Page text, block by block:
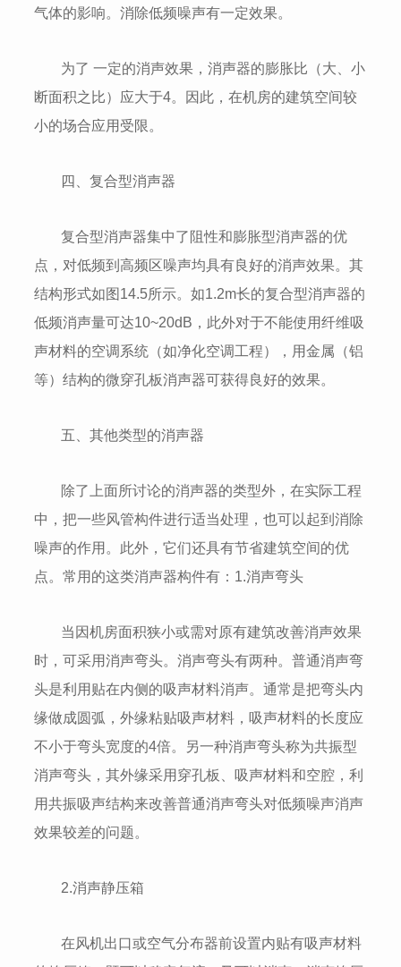
气体的影响。消除低频噪声有一定效果。
为了 一定的消声效果，消声器的膨胀比（大、小
断面积之比）应大于4。因此，在机房的建筑空间较
小的场合应用受限。
四、复合型消声器
复合型消声器集中了阻性和膨胀型消声器的优
点，对低频到高频区噪声均具有良好的消声效果。其
结构形式如图14.5所示。如1.2m长的复合型消声器的
低频消声量可达10~20dB，此外对于不能使用纤维吸
声材料的空调系统（如净化空调工程），用金属（铝
等）结构的微穿孔板消声器可获得良好的效果。
五、其他类型的消声器
除了上面所讨论的消声器的类型外，在实际工程
中，把一些风管构件进行适当处理，也可以起到消除
噪声的作用。此外，它们还具有节省建筑空间的优
点。常用的这类消声器构件有：1.消声弯头
当因机房面积狭小或需对原有建筑改善消声效果
时，可采用消声弯头。消声弯头有两种。普通消声弯
头是利用贴在内侧的吸声材料消声。通常是把弯头内
缘做成圆弧，外缘粘贴吸声材料，吸声材料的长度应
不小于弯头宽度的4倍。另一种消声弯头称为共振型
消声弯头，其外缘采用穿孔板、吸声材料和空腔，利
用共振吸声结构来改善普通消声弯头对低频噪声消声
效果较差的问题。
2.消声静压箱
在风机出口或空气分布器前设置内贴有吸声材料